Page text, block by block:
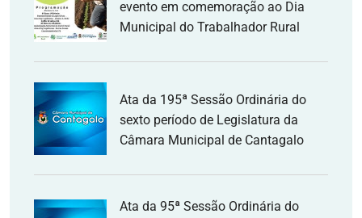
evento em comemoração ao Dia
Municipal do Trabalhador Rural
Ata da 195ª Sessão Ordinária do
sexto período de Legislatura da
Câmara Municipal de Cantagalo
Ata da 95ª Sessão Ordinária do